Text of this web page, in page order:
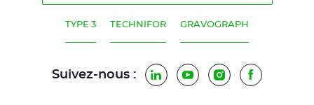
TYPE 3 TECHNIFOR GRAVOGRAPH
Suivez-nous : LinkedInYouTubeInstagramFacebook